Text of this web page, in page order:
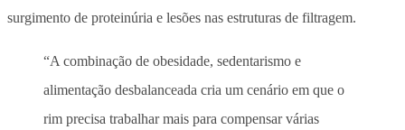
surgimento de proteinúria e lesões nas estruturas de filtragem.
“A combinação de obesidade, sedentarismo e
alimentação desbalanceada cria um cenário em que o
rim precisa trabalhar mais para compensar várias